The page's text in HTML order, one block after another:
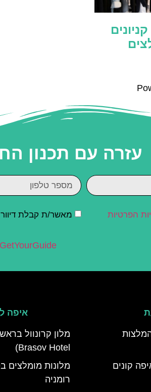
עזרה עם תכנון
הפרטיות מאשר/ת קבלת דיוור
GetYourGuide
קונים
איפה
Brasov Hotel)
רומניה